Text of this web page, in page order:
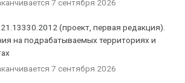
7 сентября 2026
(проект, первая редакция).
на подрабатываемых территориях и
7 сентября 2026